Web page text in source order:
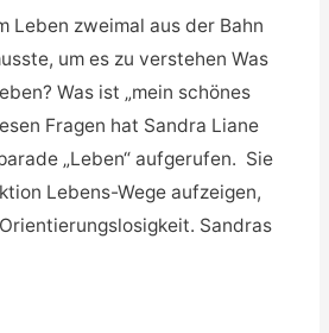
Leben zweimal aus der Bahn
um es zu verstehen Was
Was ist „mein schönes
Fragen hat Sandra Liane
„Leben“ aufgerufen. Sie
Lebens-Wege aufzeigen,
Sandras